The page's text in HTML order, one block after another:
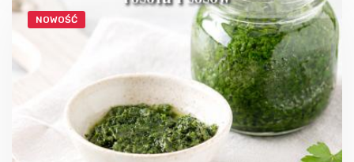
NOWOŚĆ